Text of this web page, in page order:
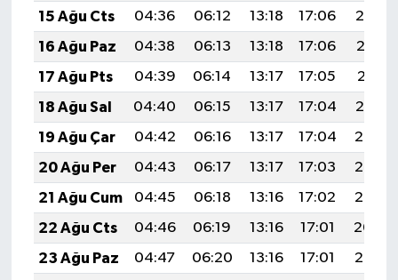
15 Ağu Cts
04:36 06:12 13:18 17:06
20:14
16 Ağu Paz
04:38 06:13 13:18 17:06
20:12
17 Ağu Pts
04:39 06:14 13:17 17:05
20:11
18 Ağu Sal
04:40 06:15 13:17 17:04
20:10
19 Ağu Çar
04:42 06:16 13:17 17:04
20:08
20 Ağu Per
04:43 06:17 13:17 17:03
20:07
21 Ağu Cum
04:45 06:18 13:16 17:02
20:05
22 Ağu Cts
04:46 06:19 13:16 17:01
20:04
23 Ağu Paz
04:47 06:20 13:16 17:01
20:02